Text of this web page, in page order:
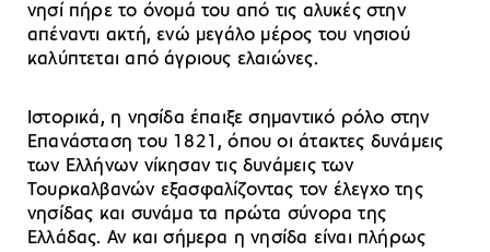
νησί πήρε το όνομά του από τις αλυκές στην
απέναντι ακτή, ενώ μεγάλο μέρος του νησιού
καλύπτεται από άγριους ελαιώνες.
Ιστορικά, η νησίδα έπαιξε σημαντικό ρόλο στην
Επανάσταση του 1821, όπου οι άτακτες δυνάμεις
των Ελλήνων νίκησαν τις δυνάμεις των
Τουρκαλβανών εξασφαλίζοντας τον έλεγχο της
νησίδας και συνάμα τα πρώτα σύνορα της
Ελλάδας. Αν και σήμερα η νησίδα είναι πλήρως